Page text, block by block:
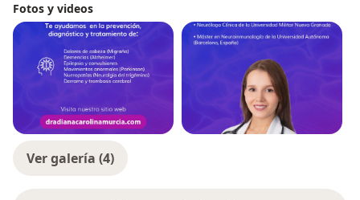
Fotos y videos
Ver galería (4)